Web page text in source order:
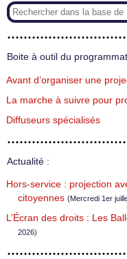
Boite à outil du
Avant d’organiser une
La marche à suivre pour
Diffuseurs spécialisés
Actualité :
Hors-service : projection
citoyennes (Mercredi 1er
L’Écran des droits : Les
2026)